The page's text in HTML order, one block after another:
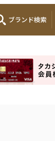
ブランド検索